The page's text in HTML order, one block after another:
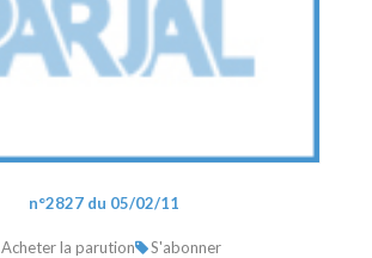
n°2827 du 05/02/11
Acheter la parution S'abonner